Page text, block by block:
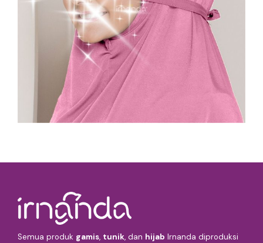
Semua produk gamis, tunik, dan hijab Irnanda diproduksi